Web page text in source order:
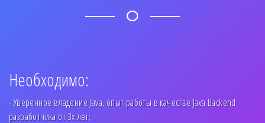
Необходимо:
- Уверенное владение Java, опыт работы в качестве Java Backend
разработчика от 3х лет;